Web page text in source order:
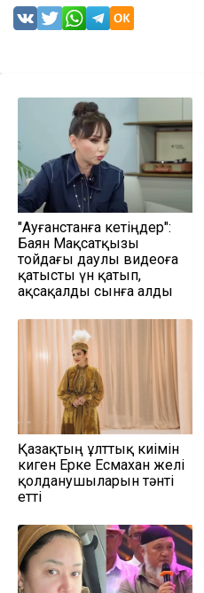
"Ауғанстанға кетіңдер":
Баян Мақсатқызы
тойдағы даулы видеоға
қатысты үн қатып,
ақсақалды сынға алды
Қазақтың ұлттық киімін
киген Ерке Есмахан желі
қолданушыларын тәнті
етті